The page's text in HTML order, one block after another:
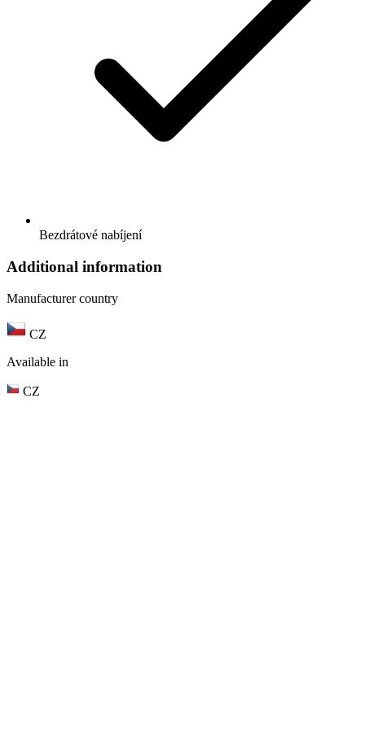
Bezdrátové nabíjení
Additional information
Manufacturer country
CZ
Available in
CZ